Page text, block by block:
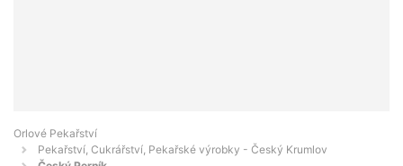
Orlové Pekařství
Pekařství, Cukrářství, Pekařské výrobky - Český Krumlov